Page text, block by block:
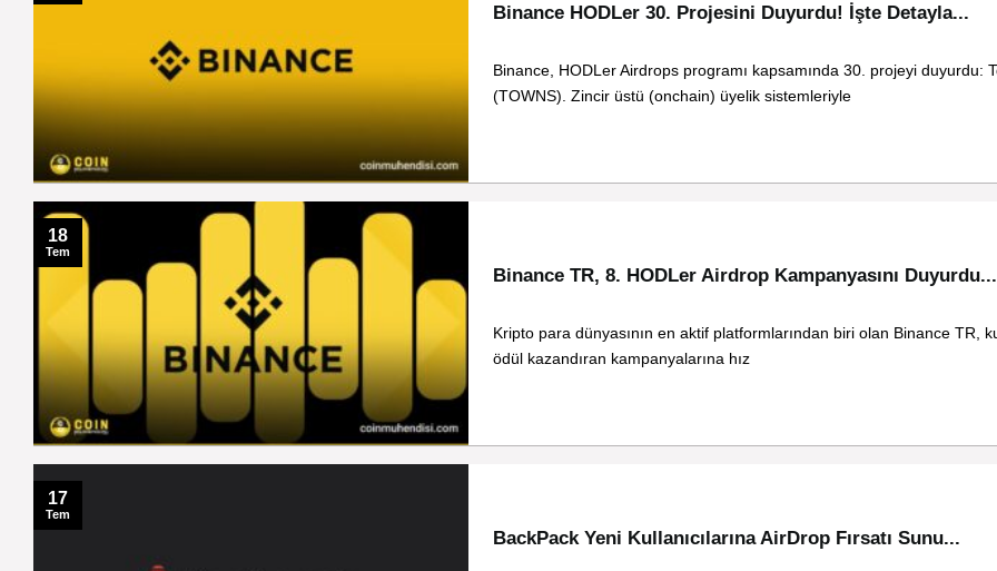
Binance HODLer 30. Projesini Duyurdu! İşte Detayla...
Binance, HODLer Airdrops programı kapsamında 30. projeyi duyurdu:
(TOWNS). Zincir üstü (onchain) üyelik sistemleriyle
Binance TR, 8. HODLer Airdrop Kampanyasını Duyurdu...
Kripto para dünyasının en aktif platformlarından biri olan Binance TR,
ödül kazandıran kampanyalarına hız
18
Tem
BackPack Yeni Kullanıcılarına AirDrop Fırsatı Sunu...
17
Tem